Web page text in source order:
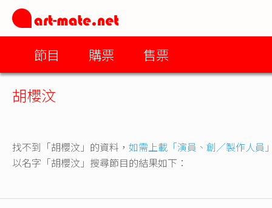
節目 購票 售票
胡櫻汶
找不到「胡櫻汶」的資料， 如需上載「演員、創／製作人員
以名字「胡櫻汶」搜尋節目的結果如下：